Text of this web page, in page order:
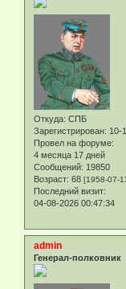
Откуда: СПБ
Зарегистрирован: 10-
Провел на форуме:
4 месяца 17 дней
Сообщений: 19850
Возраст: 68 [1958-07-
Последний визит:
04-08-2026 00:47:34
admin
Генерал-полковник